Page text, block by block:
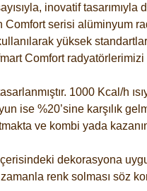
inovatif tasarımıyla
serisi alüminyum
yüksek
Comfort
1000 Kcal/h
ise %20’sine karşılık
ve kombi yada
dekorasyona
renk solması söz